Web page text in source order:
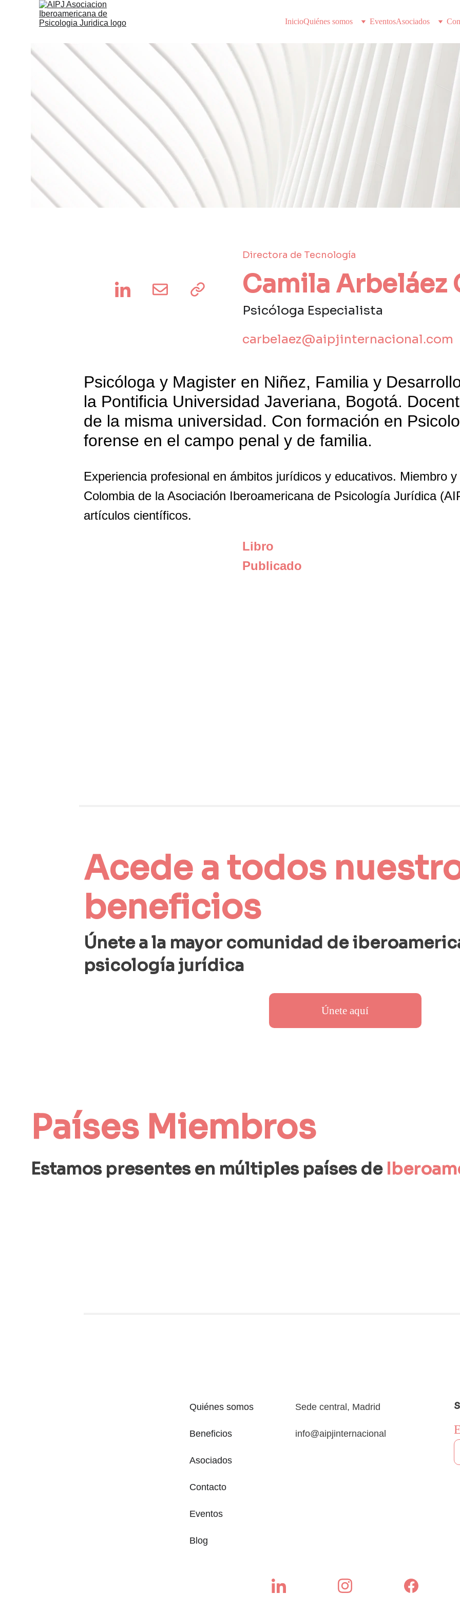
InicioQuiénes somos EventosAsociados
Camila Arbeláez
Psicóloga Especialista
Directora de Tecnología
carbelaez@aipjinternacional.com
Psicóloga y Magister en Niñez, Familia y
la Pontificia Universidad Javeriana, Bogotá.
de la misma universidad. Con formación en
forense en el campo penal y de familia.
Libro
Publicado
Experiencia profesional en ámbitos jurídicos y educativos. Miembro
Colombia de la Asociación Iberoamericana de Psicología Jurídica
artículos científicos.
Acede a todos
beneficios
Únete a la mayor comunidad de
psicología jurídica
Únete aquí
Países Miembros
Estamos presentes en múltiples países de
Quiénes somos
Beneficios
Asociados
Contacto
Eventos
Blog
Sede central, Madrid
info@aipjinternacional